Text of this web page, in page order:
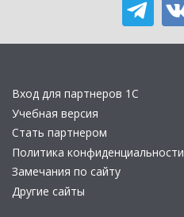
Вход для партнеров 1С
Учебная версия
Стать партнером
Политика конфиденциальности
Замечания по сайту
Другие сайты